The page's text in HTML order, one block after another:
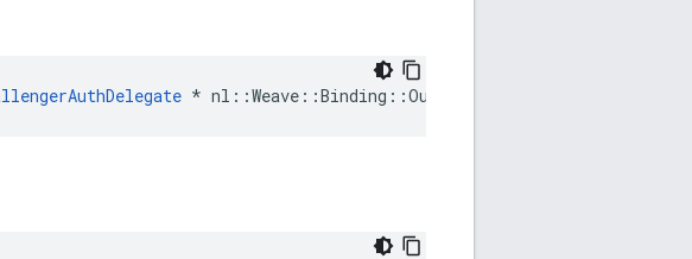
* nl::Weave::Binding::OutEventParam::AuthDelegate